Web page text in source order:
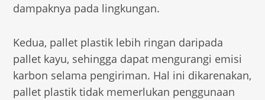
dampaknya pada lingkungan.
Kedua, pallet plastik lebih ringan daripada
pallet kayu, sehingga dapat mengurangi emisi
karbon selama pengiriman. Hal ini dikarenakan,
pallet plastik tidak memerlukan penggunaan